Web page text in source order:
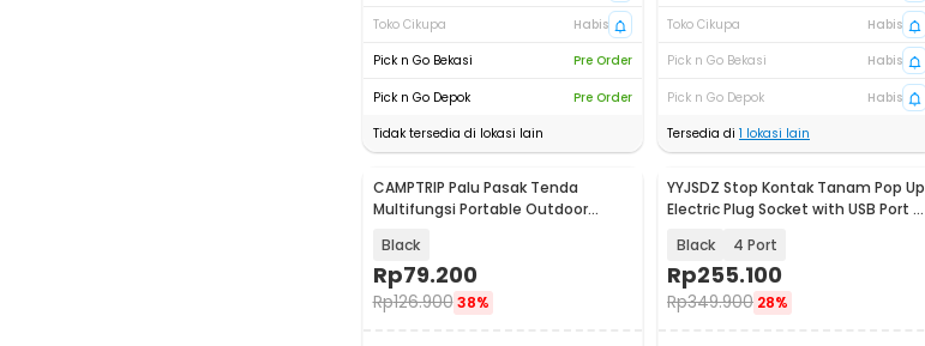
Toko Cikupa
Habis
Pick n Go Bekasi
Pre Order
Pick n Go Depok
Pre Order
Tidak tersedia di lokasi lain
Toko Cikupa
Habis
Pick n Go Bekasi
Habis
Pick n Go Depok
Habis
Tersedia di 1 lokasi lain
CAMPTRIP Palu Pasak Tenda
Multifungsi Portable Outdoor
Black
Rp79.200
Rp126.900 38%
YYJSDZ Stop Kontak Tanam Pop Up
Electric Plug Socket with USB Port -
Black 4 Port
Rp255.100
Rp349.900 28%